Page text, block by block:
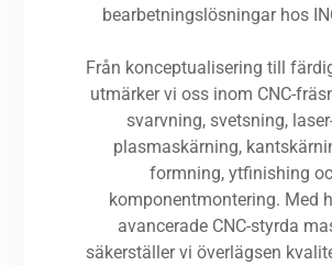
bearbetningslösningar hos
Från konceptualisering till
utmärker vi oss inom CNC-
svarvning, svetsning,
plasmaskärning,
formning, ytfinishing
komponentmontering. Med
avancerade CNC-styrda
säkerställer vi överlägsen